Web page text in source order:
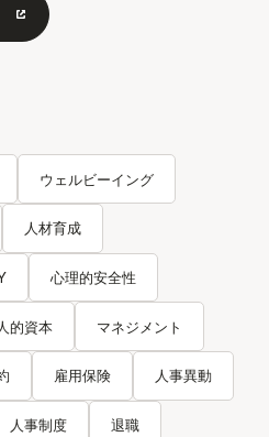
ウェルビーイング
人材育成
心理的安全性
人的資本 マネジメント
雇用保険 人事異動
人事制度 退職